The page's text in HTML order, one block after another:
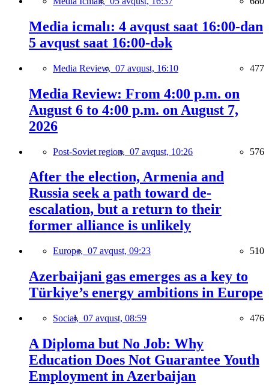
Media icmalı: 4 avqust saat 16:00-dan
5 avqust saat 16:00-dək
Media Review, 07 avqust, 16:10 477
Media Review: From 4:00 p.m. on
August 6 to 4:00 p.m. on August 7,
2026
Post-Soviet region, 07 avqust, 10:26 576
After the election, Armenia and
Russia seek a path toward de-
escalation, but a return to their
former alliance is unlikely
Europe, 07 avqust, 09:23 510
Azerbaijani gas emerges as a key to
Türkiye’s energy ambitions in Europe
Social, 07 avqust, 08:59 476
A Diploma but No Job: Why
Education Does Not Guarantee Youth
Employment in Azerbaijan